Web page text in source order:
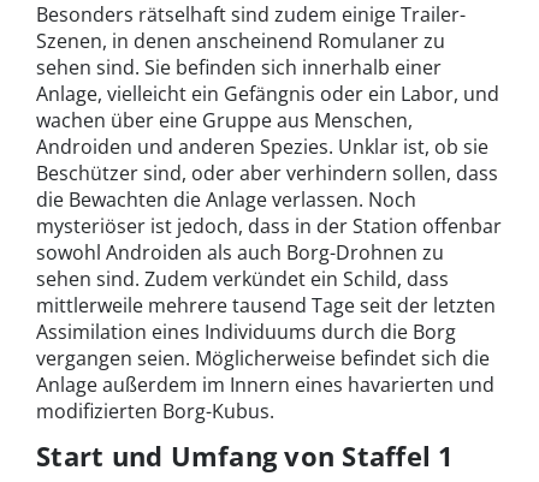
Besonders rätselhaft sind zudem einige Trailer-
Szenen, in denen anscheinend Romulaner zu
sehen sind. Sie befinden sich innerhalb einer
Anlage, vielleicht ein Gefängnis oder ein Labor, und
wachen über eine Gruppe aus Menschen,
Androiden und anderen Spezies. Unklar ist, ob sie
Beschützer sind, oder aber verhindern sollen, dass
die Bewachten die Anlage verlassen. Noch
mysteriöser ist jedoch, dass in der Station offenbar
sowohl Androiden als auch Borg-Drohnen zu
sehen sind. Zudem verkündet ein Schild, dass
mittlerweile mehrere tausend Tage seit der letzten
Assimilation eines Individuums durch die Borg
vergangen seien. Möglicherweise befindet sich die
Anlage außerdem im Innern eines havarierten und
modifizierten Borg-Kubus.
Start und Umfang von Staffel 1